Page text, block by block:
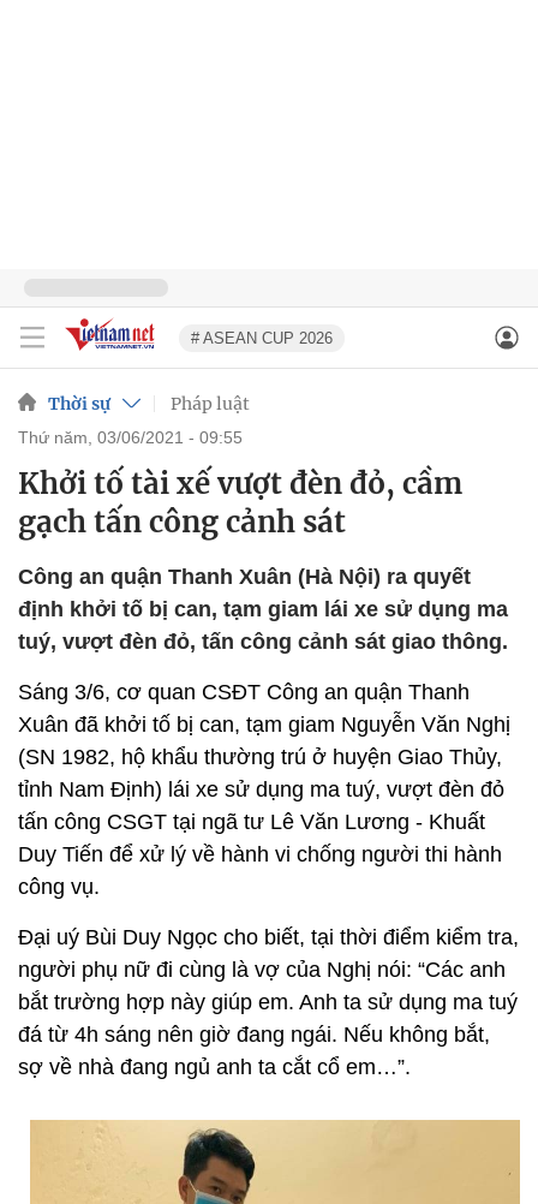
# ASEAN CUP 2026
Thời sự Pháp luật
thứ năm, 03/06/2021 - 09:55
Khởi tố tài xế vượt đèn đỏ, cầm
gạch tấn công cảnh sát
Công an quận Thanh Xuân (Hà Nội) ra quyết
định khởi tố bị can, tạm giam lái xe sử dụng ma
tuý, vượt đèn đỏ, tấn công cảnh sát giao thông.
Sáng 3/6, cơ quan CSĐT Công an quận Thanh
Xuân đã khởi tố bị can, tạm giam Nguyễn Văn Nghị
(SN 1982, hộ khẩu thường trú ở huyện Giao Thủy,
tỉnh Nam Định) lái xe sử dụng ma tuý, vượt đèn đỏ
tấn công CSGT tại ngã tư Lê Văn Lương - Khuất
Duy Tiến để xử lý về hành vi chống người thi hành
công vụ.
Đại uý Bùi Duy Ngọc cho biết, tại thời điểm kiểm tra,
người phụ nữ đi cùng là vợ của Nghị nói: “Các anh
bắt trường hợp này giúp em. Anh ta sử dụng ma tuý
đá từ 4h sáng nên giờ đang ngái. Nếu không bắt,
sợ về nhà đang ngủ anh ta cắt cổ em…”.